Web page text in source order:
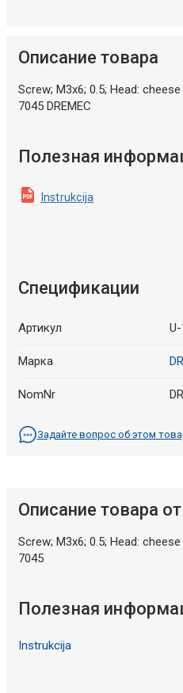
Описание товара
Screw; M3x6; 0.5; Head:
7045 DREMEC
Полезная
Instrukcija
Спецификации
Артикул
Марка
NomNr
Задайте вопрос об этом
Описание товара
Screw; M3x6; 0.5; Head:
7045
Полезная
Instrukcija